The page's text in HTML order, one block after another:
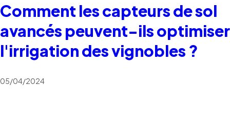
Comment les capteurs de sol
avancés peuvent-ils optimiser
l'irrigation des vignobles ?
05/04/2024